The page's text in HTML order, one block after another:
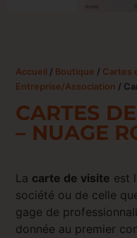
Accueil / Boutique / Cartes
Entreprise/Association /
CARTES
– NUAGE
La carte de visite est
société ou de celle
gage de
donnée au premier